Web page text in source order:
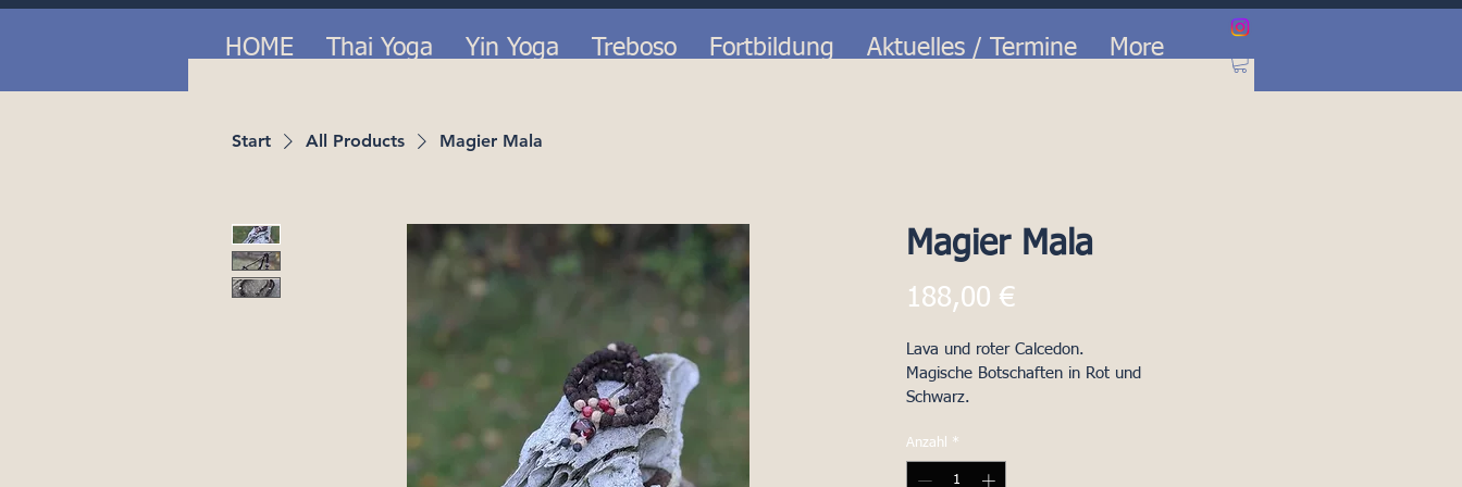
HOME Thai Yoga Yin Yoga Treboso Fortbildung Aktuelles / Termine More
Start All Products Magier Mala
Magier Mala
188,00 €Preis
Lava und roter Calcedon.
Magische Botschaften in Rot und
Schwarz.
Länge: 40 cm
Anzahl *